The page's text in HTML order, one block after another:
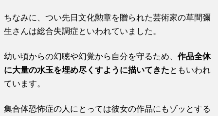
ちなみに、つい先日文化勲章を贈られた芸術家の草間彌
生さんは総合失調症といわれていました。
幼い頃からの幻聴や幻覚から自分を守るため、作品全体
に大量の水玉を埋め尽くすように描いてきた ともいわれ
ています。
集合体恐怖症の人にとっては彼女の作品にもゾッとする